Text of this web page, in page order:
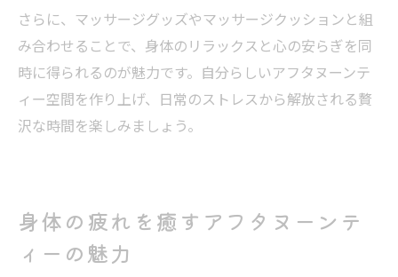
さらに、マッサージグッズやマッサージクッションと組
み合わせることで、身体のリラックスと心の安らぎを同
時に得られるのが魅力です。自分らしいアフタヌーンテ
ィー空間を作り上げ、日常のストレスから解放される贅
沢な時間を楽しみましょう。
身体の疲れを癒すアフタヌーンテ
ィーの魅力